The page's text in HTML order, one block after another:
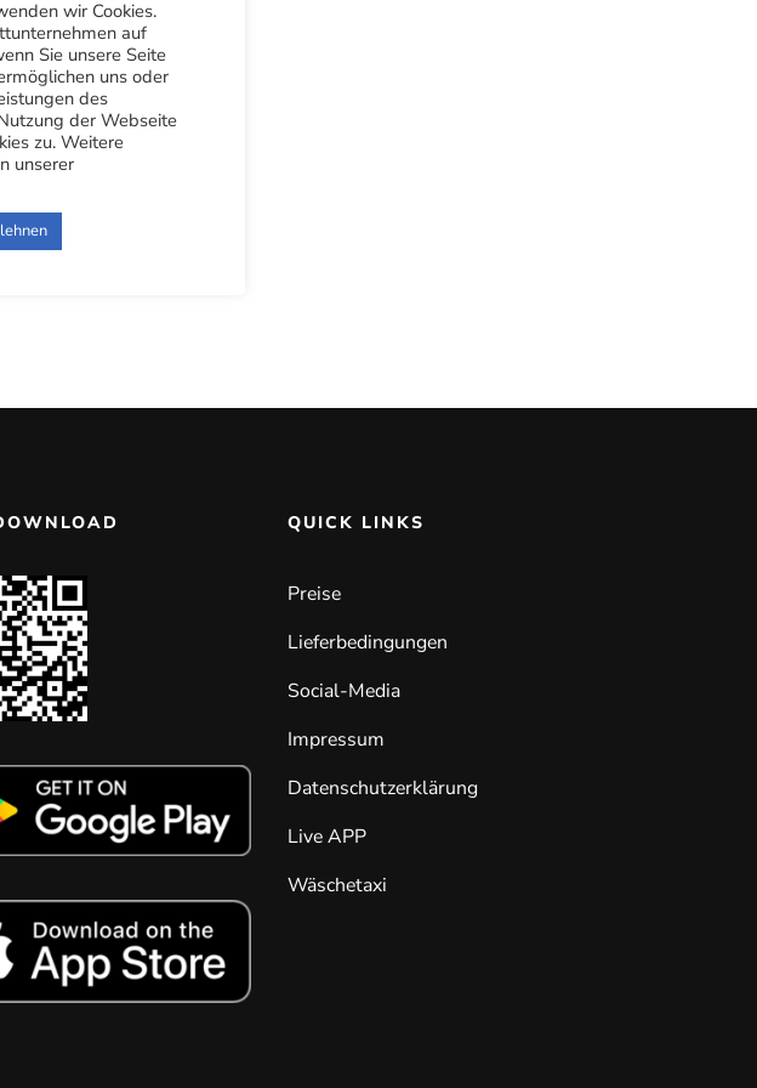
QUICK LINKS
Preise
Lieferbedingungen
Social-Media
Impressum
Datenschutzerklärung
Live APP
Wäschetaxi
wir Cookies.
auf
Sie unsere Seite
uns oder
des
der Webseite
zu. Weitere
unserer